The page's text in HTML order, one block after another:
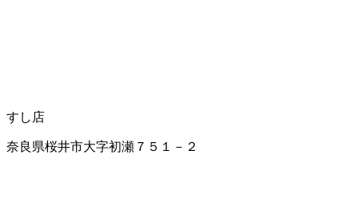
すし店
奈良県桜井市大字初瀬７５１－２